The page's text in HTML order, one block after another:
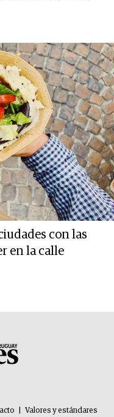
con las
en la calle
Valores y estándares